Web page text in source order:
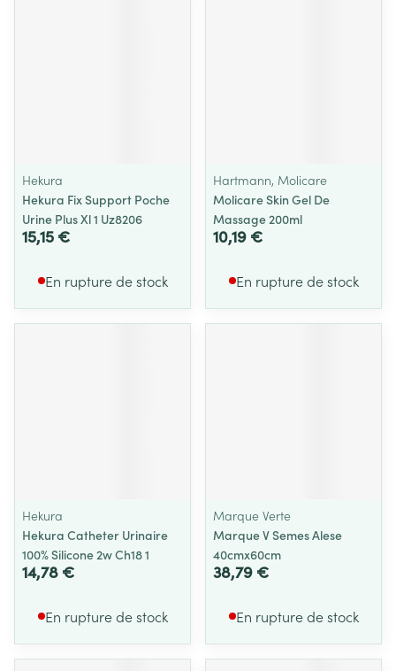
Hekura
Hekura Fix Support Poche
Urine Plus Xl 1 Uz8206
15,15 €
En rupture de stock
Hartmann, Molicare
Molicare Skin Gel De
Massage 200ml
10,19 €
En rupture de stock
Hekura
Hekura Catheter Urinaire
100% Silicone 2w Ch18 1
14,78 €
En rupture de stock
Marque Verte
Marque V Semes Alese
40cmx60cm
38,79 €
En rupture de stock